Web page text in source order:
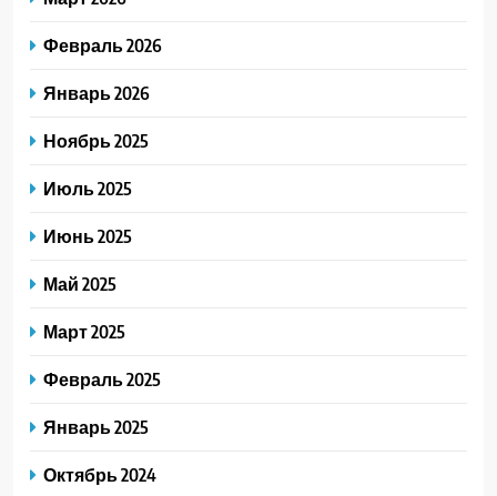
Февраль 2026
Январь 2026
Ноябрь 2025
Июль 2025
Июнь 2025
Май 2025
Март 2025
Февраль 2025
Январь 2025
Октябрь 2024